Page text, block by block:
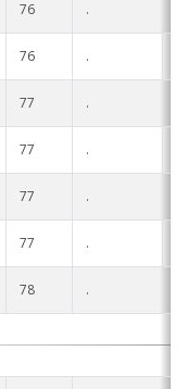
76 .
76 .
77 .
77 .
77 .
77 .
78 .